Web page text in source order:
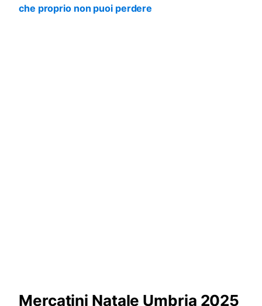
che proprio non puoi perdere
Mercatini Natale Umbria 2025